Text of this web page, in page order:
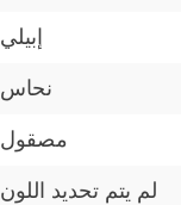
إبيلي
نحاس
مصقول
لم يتم تحديد اللون